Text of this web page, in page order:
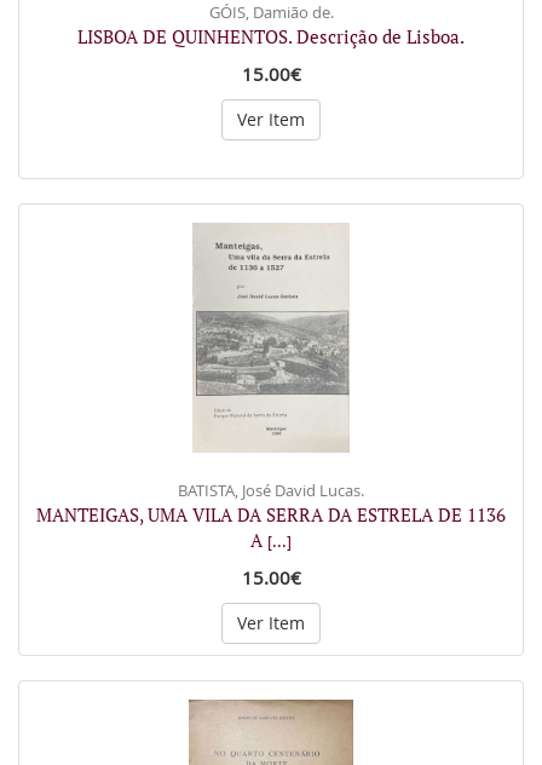
GÓIS, Damião de.
LISBOA DE QUINHENTOS. Descrição de Lisboa.
15.00€
Ver Item
BATISTA, José David Lucas.
MANTEIGAS, UMA VILA DA SERRA DA ESTRELA DE 1136
A [...]
15.00€
Ver Item